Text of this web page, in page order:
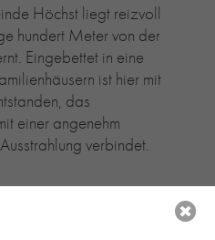
Höchst liegt reizvoll
hundert Meter von der
Eingebettet in eine
ist hier mit
das
einer angenehm
verbindet.